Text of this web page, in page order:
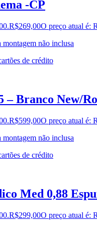
-CP
R$269,00O preço atual é:
não inclusa
de crédito
– Branco New/
R$599,00O preço atual é:
não inclusa
de crédito
Med 0,88
R$299,00O preço atual é: